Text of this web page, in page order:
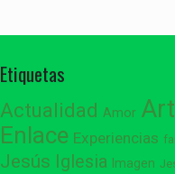
Etiquetas
Actualidad Amor
Enlace Experiencias
Jesús Iglesia Imagen